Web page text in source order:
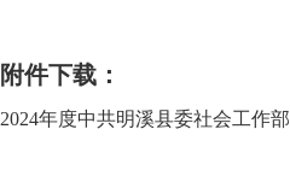
附件下载：
2024年度中共明溪县委社会工作